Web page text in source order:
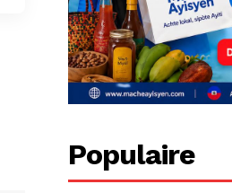
Populaire